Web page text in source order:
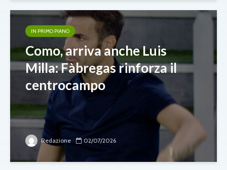
IN PRIMO PIANO
Como, arriva anche Luis
Milla: Fàbregas rinforza il
centrocampo
Redazione 02/07/2026